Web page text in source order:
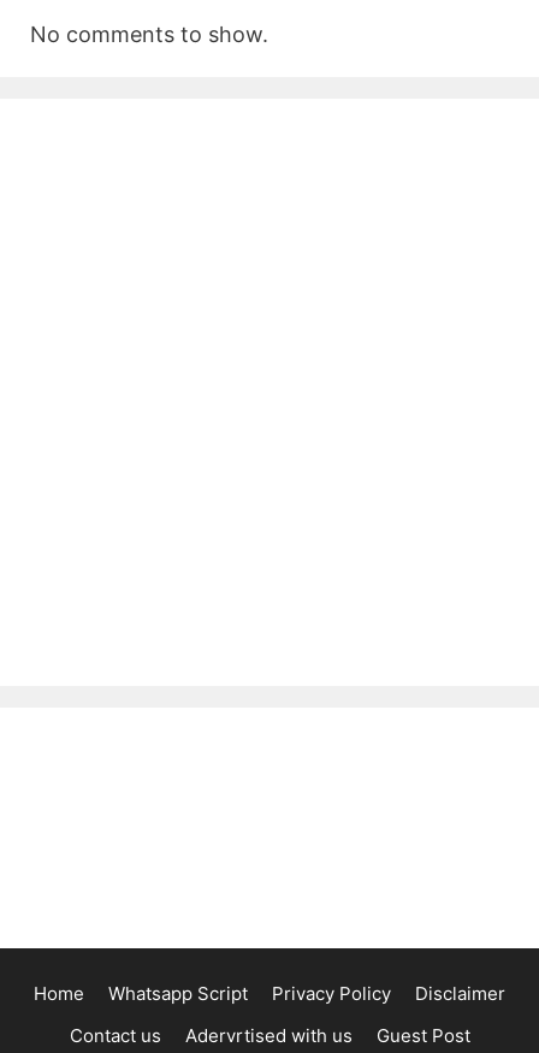
No comments to show.
Home Whatsapp Script Privacy Policy
Disclaimer
Contact us
Adervrtised with us Guest Post